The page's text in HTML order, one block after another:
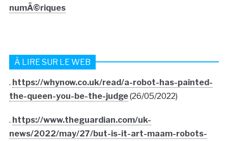
numÃ©riques
À LIRE SUR LE WEB
. https://whynow.co.uk/read/a-robot-has-painted-
the-queen-you-be-the-judge(26/05/2022)
. https://www.theguardian.com/uk-
news/2022/may/27/but-is-it-art-maam-robots-